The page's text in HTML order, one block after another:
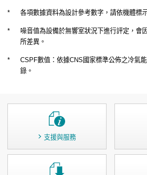
* 各項數據資料為設計參考數字，請依機體標
*
噪音值為設備於無響室狀況下進行評定，會
所差異。
*
CSPF數值：依據CNS國家標準公佈之冷氣
錄。
支援與服務